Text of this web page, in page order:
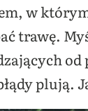
w którym
trawę.
plują.